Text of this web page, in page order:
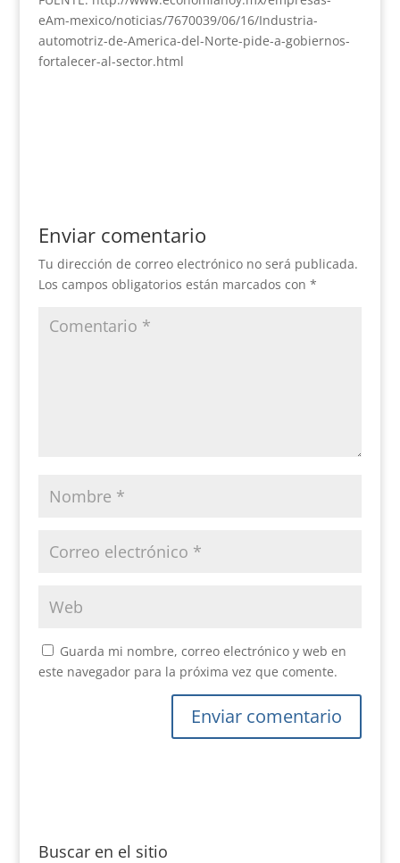
eAm-mexico/noticias/7670039/06/16/Industria-
automotriz-de-America-del-Norte-pide-a-gobiernos-
fortalecer-al-sector.html
Enviar comentario
Tu dirección de correo electrónico no será publicada.
Los campos obligatorios están marcados con *
Guarda mi nombre, correo electrónico y web en
este navegador para la próxima vez que comente.
Buscar en el sitio